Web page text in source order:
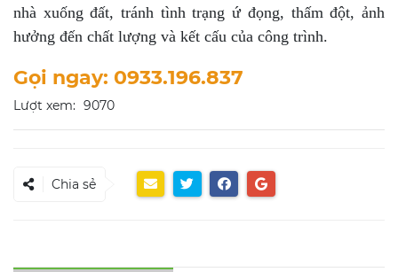
nhà xuống đất, tránh tình trạng ứ đọng, thấm đột, ảnh
hưởng đến chất lượng và kết cấu của công trình.
Gọi ngay: 0933.196.837
Lượt xem: 9070
Chia sẻ